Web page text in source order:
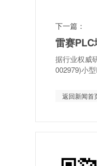
下一篇：
雷赛
据行业权威
002979)小
返回新闻首